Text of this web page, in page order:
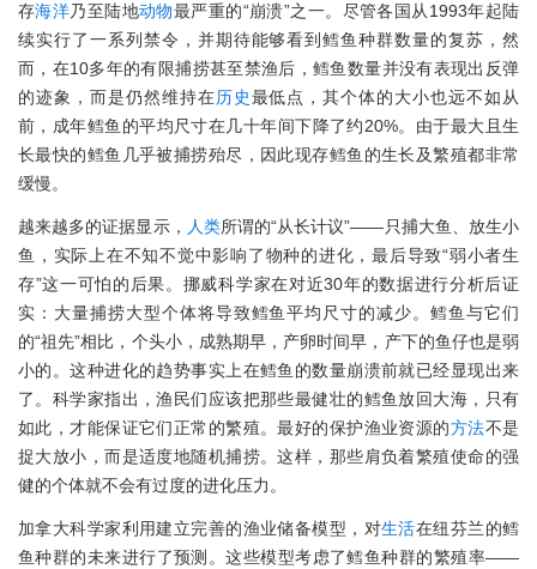
存海洋乃至陆地动物最严重的“崩溃”之一。尽管各国从1993年起陆
续实行了一系列禁令，并期待能够看到鳕鱼种群数量的复苏，然
而，在10多年的有限捕捞甚至禁渔后，鳕鱼数量并没有表现出反弹
的迹象，而是仍然维持在历史最低点，其个体的大小也远不如从
前，成年鳕鱼的平均尺寸在几十年间下降了约20%。由于最大且生
长最快的鳕鱼几乎被捕捞殆尽，因此现存鳕鱼的生长及繁殖都非常
缓慢。
越来越多的证据显示， 人类所谓的“从长计议”——只捕大鱼、放生小
鱼，实际上在不知不觉中影响了物种的进化，最后导致“弱小者生
存”这一可怕的后果。挪威科学家在对近30年的数据进行分析后证
实：大量捕捞大型个体将导致鳕鱼平均尺寸的减少。鳕鱼与它们
的“祖先”相比，个头小，成熟期早，产卵时间早，产下的鱼仔也是弱
小的。这种进化的趋势事实上在鳕鱼的数量崩溃前就已经显现出来
了。科学家指出，渔民们应该把那些最健壮的鳕鱼放回大海，只有
如此，才能保证它们正常的繁殖。最好的保护渔业资源的方法不是
捉大放小，而是适度地随机捕捞。这样，那些肩负着繁殖使命的强
健的个体就不会有过度的进化压力。
加拿大科学家利用建立完善的渔业储备模型，对生活在纽芬兰的鳕
鱼种群的未来进行了预测。这些模型考虑了鳕鱼种群的繁殖率——